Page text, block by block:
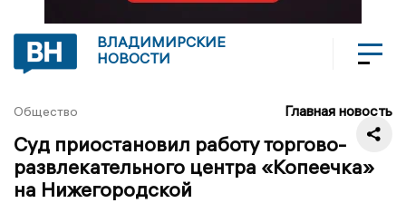
ВЛАДИМИРСКИЕ
НОВОСТИ
Общество Главная новость
Суд приостановил работу торгово-
развлекательного центра «Копеечка»
на Нижегородской